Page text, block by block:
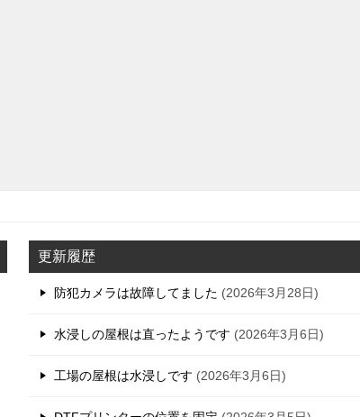
更新履歴
防犯カメラは故障してました 2026年3月28日
水浸しの屋根は直ったようです 2026年3月6日
工場の屋根は水浸しです 2026年3月6日